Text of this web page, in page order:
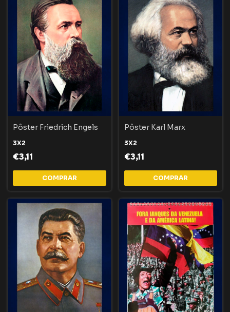
Pôster Friedrich Engels
3X2
€3,11
COMPRAR
Pôster Karl Marx
3X2
€3,11
COMPRAR